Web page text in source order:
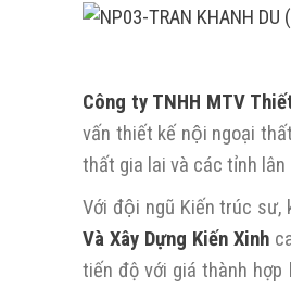
Công ty TNHH MTV
vấn thiết kế nội ngoại
thất gia lai và các tỉnh lân
Với đội ngũ Kiến trúc sư,
Và Xây Dựng Kiến Xinh
tiến độ với giá thành